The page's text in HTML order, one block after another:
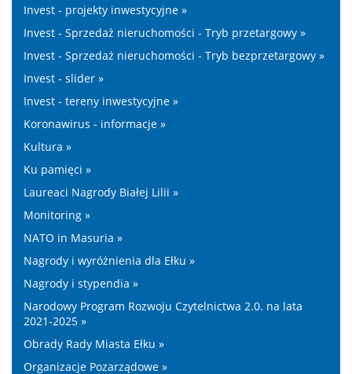
Invest - projekty inwestycyjne »
Invest - Sprzedaż nieruchomości - Tryb przetargowy »
Invest - Sprzedaż nieruchomości - Tryb bezprzetargowy »
Invest - slider »
Invest - tereny inwestycyjne »
Koronawirus - informacje »
Kultura »
Ku pamięci »
Laureaci Nagrody Białej Lilii »
Monitoring »
NATO in Masuria »
Nagrody i wyróżnienia dla Ełku »
Nagrody i stypendia »
Narodowy Program Rozwoju Czytelnictwa 2.0. na lata
2021-2025 »
Obrady Rady Miasta Ełku »
Organizacje Pozarządowe »